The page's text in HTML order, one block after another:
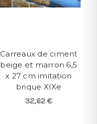
Carreaux de ciment
beige et marron 6,5
x 27 cm imitation
brique XIXe
32,62 €